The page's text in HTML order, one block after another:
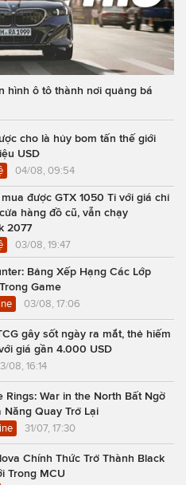
hình ô tô thành nơi quảng bá
cho là hủy bom tấn thế giới
USD
04/08, 09:54
được GTX 1050 Ti với giá chỉ
hàng đồ cũ, vẫn chạy
2077
03/08, 19:47
Bảng Xếp Hạng Các Lớp
Game
03/08, 17:06
gây sốt ngày ra mắt, thẻ hiếm
giá gần 4.000 USD
08, 16:14
Rings: War in the North Bất Ngờ
Năng Quay Trở Lại
31/07, 17:30
Chính Thức Trở Thành Black
Trong MCU